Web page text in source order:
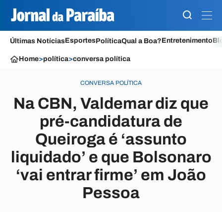
Últimas NotíciasEsportesPolíticaQual a Boa?Entretenimento
Home>política>conversa política
CONVERSA POLÍTICA
Na CBN, Valdemar diz que
pré-candidatura de
Queiroga é ‘assunto
liquidado’ e que Bolsonaro
‘vai entrar firme’ em João
Pessoa